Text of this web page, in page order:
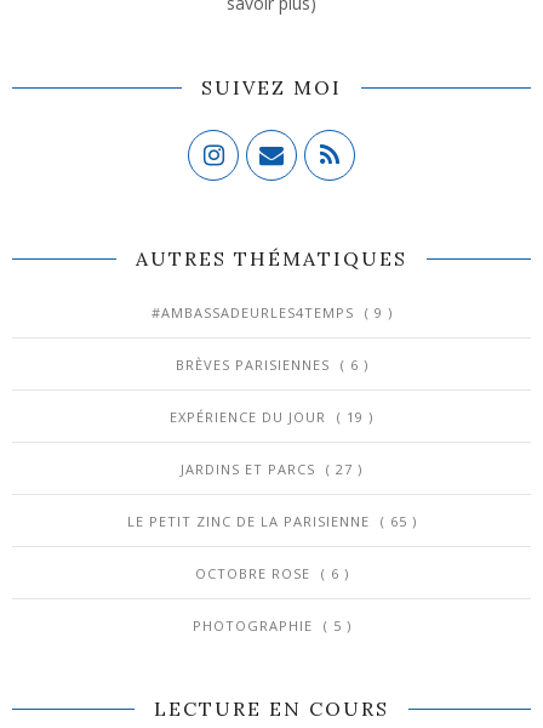
SUIVEZ MOI
AUTRES THÉMATIQUES
#AMBASSADEURLES4TEMPS ( 9 )
BRÈVES PARISIENNES ( 6 )
EXPÉRIENCE DU JOUR ( 19 )
JARDINS ET PARCS ( 27 )
LE PETIT ZINC DE LA PARISIENNE ( 65 )
OCTOBRE ROSE ( 6 )
PHOTOGRAPHIE ( 5 )
LECTURE EN COURS